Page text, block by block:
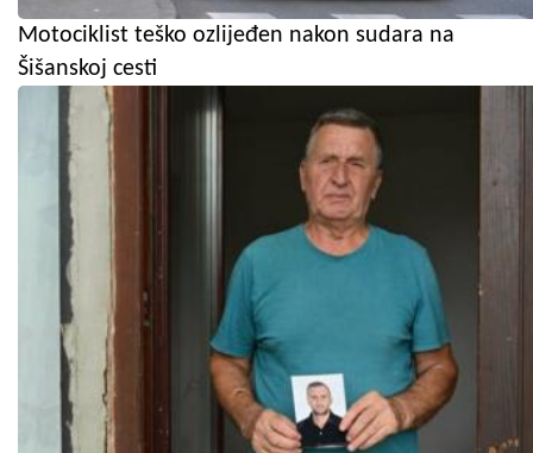
Motociklist teško ozlijeđen nakon sudara na
Šišanskoj cesti